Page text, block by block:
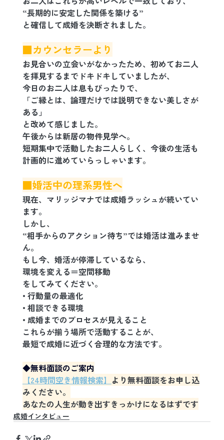
“長期的に安定した関係を築ける”
と確信して成婚を決断されました。
■カウンセラーより
お見合いの立会いがなかったため、初めてお二人
を拝見するまでドキドキしていましたが、
今日のお二人は息もぴったりで、
「ご縁とは、論理だけでは説明できない美しさが
ある」
と改めて感じました。
午後からは新居の物件見学へ。
短期集中で活動したお二人らしく、今後の生活も
計画的に進めていらっしゃいます。
■婚活中の理系男性へ
現在、マリッジマナでは成婚ラッシュが続いてい
ます。
しかし、
“相手からのアクション待ち”では婚活は進みませ
ん。
もし今、婚活が停滞しているなら、
環境を変える＝空間移動
をしてみてください。
• 行動量の最適化
• 相談できる環境
• 成婚までのプロセスが見えること
これらが揃う場所で活動することが、
最短で成婚に近づく合理的な方法です。
◆無料面談のご案内
【24時間空き情報検索】 より無料面談をお申し込
みください。
あなたの人生が動き出すきっかけになるはずです
成婚インタビュー